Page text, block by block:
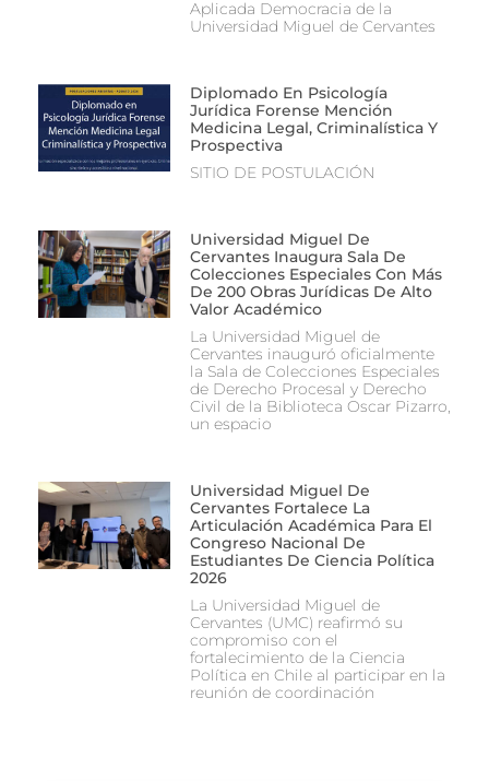
Aplicada Democracia de la
Universidad Miguel de Cervantes
Diplomado En Psicología
Jurídica Forense Mención
Medicina Legal, Criminalística Y
Prospectiva
SITIO DE POSTULACIÓN
Universidad Miguel De
Cervantes Inaugura Sala De
Colecciones Especiales Con Más
De 200 Obras Jurídicas De Alto
Valor Académico
La Universidad Miguel de
Cervantes inauguró oficialmente
la Sala de Colecciones Especiales
de Derecho Procesal y Derecho
Civil de la Biblioteca Oscar Pizarro,
un espacio
Universidad Miguel De
Cervantes Fortalece La
Articulación Académica Para El
Congreso Nacional De
Estudiantes De Ciencia Política
2026
La Universidad Miguel de
Cervantes (UMC) reafirmó su
compromiso con el
fortalecimiento de la Ciencia
Política en Chile al participar en la
reunión de coordinación